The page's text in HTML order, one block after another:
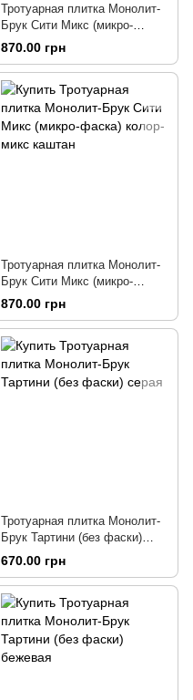
Тротуарная плитка Монолит-
Брук Сити Микс (микро-
фаска) колор-микс янтарь
870.00 грн
Тротуарная плитка Монолит-
Брук Сити Микс (микро-
фаска) колор-микс каштан
870.00 грн
Тротуарная плитка Монолит-
Брук Тартини (без фаски)
серая
670.00 грн